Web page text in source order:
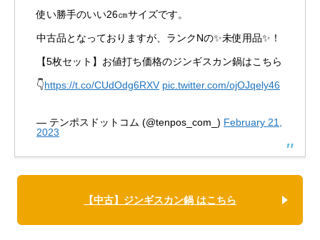
使い勝手のいい26㎝サイズです。
中古品となっておりますが、ランクNの✨未使用品✨！
【5枚セット】お値打ち価格のジンギスカン鍋はこちら
👇https://t.co/CUdOdg6RXV pic.twitter.com/ojOJqely46
— テンポスドットコム (@tenpos_com_) February 21,
2023
【中古】ジンギスカン鍋 はこちら